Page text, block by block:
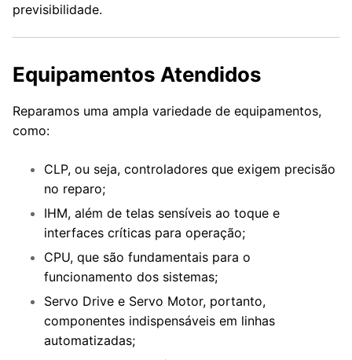
previsibilidade.
Equipamentos Atendidos
Reparamos uma ampla variedade de equipamentos,
como:
CLP, ou seja, controladores que exigem precisão
no reparo;
IHM, além de telas sensíveis ao toque e
interfaces críticas para operação;
CPU, que são fundamentais para o
funcionamento dos sistemas;
Servo Drive e Servo Motor, portanto,
componentes indispensáveis em linhas
automatizadas;